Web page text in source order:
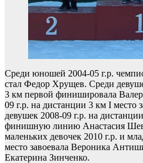
Среди юношей 2004-05 г.р.
стал Федор Хрущев. Среди
3 км первой финишировала
09 г.р. на дистанции 3 км I место
девушек 2008-09 г.р. на
финишную линию Анастасия
маленьких девочек 2010 г.р. и
место завоевала Вероника
Екатерина Зинченко.